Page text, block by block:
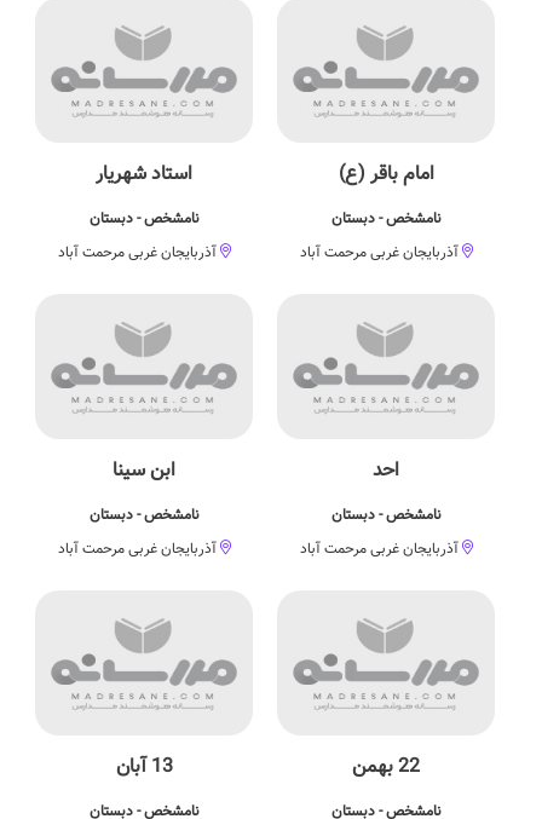
امام باقر (ع)
نامشخص - دبستان
آذربایجان غربی مرحمت آباد
استاد شهریار
نامشخص - دبستان
آذربایجان غربی مرحمت آباد
احد
نامشخص - دبستان
آذربایجان غربی مرحمت آباد
ابن سینا
نامشخص - دبستان
آذربایجان غربی مرحمت آباد
22 بهمن
نامشخص - دبستان
13 آبان
نامشخص - دبستان